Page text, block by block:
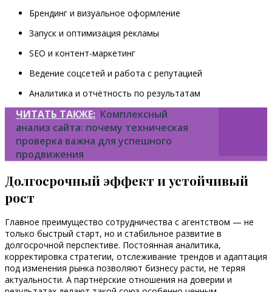
Брендинг и визуальное оформление
Запуск и оптимизация рекламы
SEO и контент-маркетинг
Ведение соцсетей и работа с репутацией
Аналитика и отчётность по результатам
ЧИТАТЬ ТАКЖЕ: Комплексный
анализ сайта: почему техническая
проверка важна для успешного
продвижения
Долгосрочный эффект и устойчивый
рост
Главное преимущество сотрудничества с агентством — не
только быстрый старт, но и стабильное развитие в
долгосрочной перспективе. Постоянная аналитика,
корректировка стратегии, отслеживание трендов и адаптация
под изменения рынка позволяют бизнесу расти, не теряя
актуальности. А партнёрские отношения на доверии и